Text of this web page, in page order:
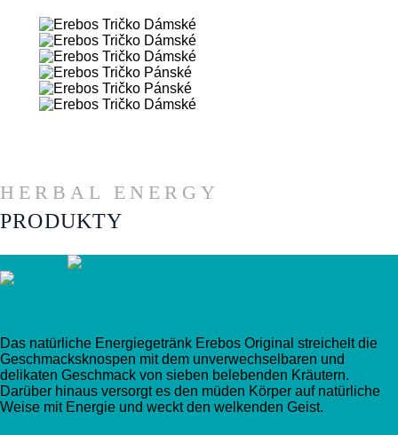
HERBAL ENERGY
PRODUKTY
Das natürliche Energiegetränk Erebos Original streichelt die
Geschmacksknospen mit dem unverwechselbaren und
delikaten Geschmack von sieben belebenden Kräutern.
Darüber hinaus versorgt es den müden Körper auf natürliche
Weise mit Energie und weckt den welkenden Geist.